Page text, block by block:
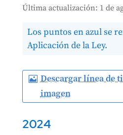
Última actualización: 1 de
Los puntos en azul se
Aplicación de la Ley.
Descargar línea de
imagen
2024